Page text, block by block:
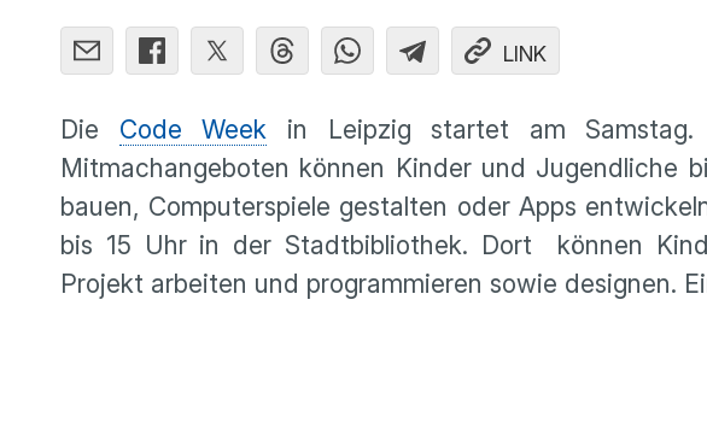
LINK
Die Code Week in Leipzig startet am Samstag.
Mitmachangeboten können Kinder und Jugendliche
bauen, Computerspiele gestalten oder Apps
bis 15 Uhr in der Stadtbibliothek. Dort können
Projekt arbeiten und programmieren sowie designen.